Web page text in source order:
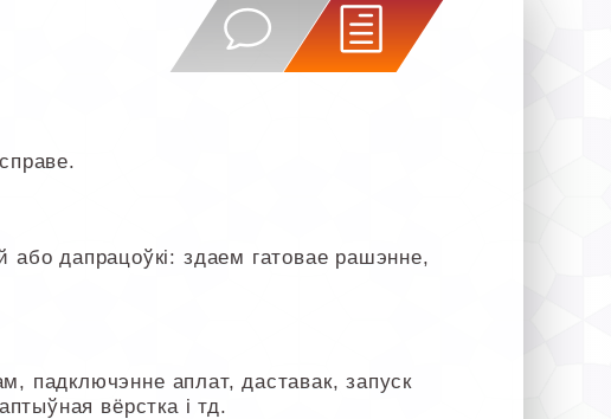
дапрацоўкі: здаем гатовае рашэнне,
падключэнне аплат, даставак, запуск
вёрстка і тд.